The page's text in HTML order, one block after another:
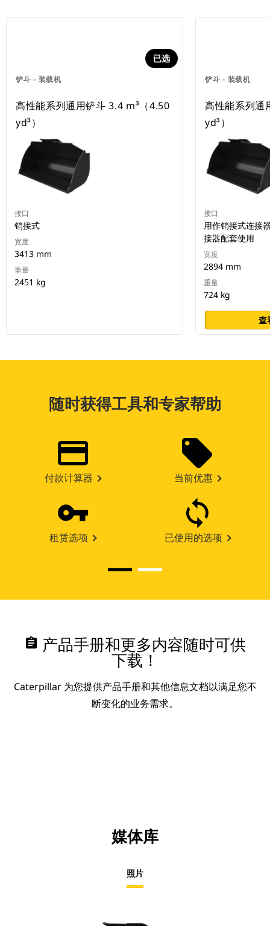
铲斗 - 装载机
已选
高性能系列通用铲斗 3.4 m³（4.50
yd³）
接口
销接式
宽度
3413 mm
重量
2451 kg
铲斗 - 装载机
高性能系列通
yd³）
接口
用作销接式连接
接器配套使用
宽度
2894 mm
重量
724 kg
查
随时获得工具和专家帮助
付款计算器 当前优惠
租赁选项 已使用的选项
assignment 产品手册和更多内容随时可供
下载！
Caterpillar 为您提供产品手册和其他信息文档以满足您不
断变化的业务需求。
媒体库
照片